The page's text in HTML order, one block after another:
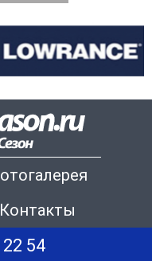
Контакты
54